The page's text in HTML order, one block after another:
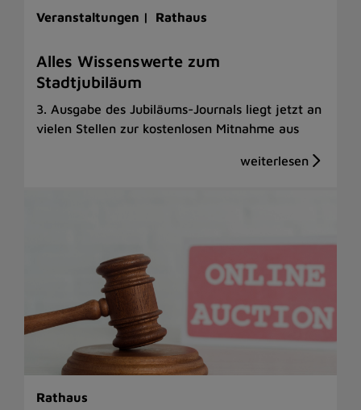
Veranstaltungen | Rathaus
Alles Wissenswerte zum
Stadtjubiläum
3. Ausgabe des Jubiläums-Journals liegt jetzt an
vielen Stellen zur kostenlosen Mitnahme aus
Rathaus